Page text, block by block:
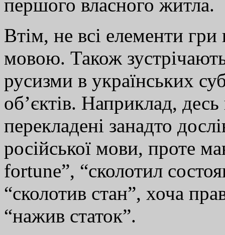
першого власного житла.
Втім, не всі елементи
мовою. Також
русизми в українських
об’єктів. Наприклад,
перекладені занадто
російської мови, проте
fortune”, “сколотил
“сколотив стан”, хоча
“нажив статок”.